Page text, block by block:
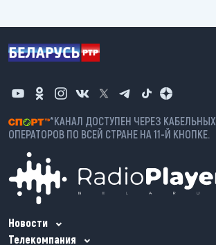
*КАНАЛ ДОСТУПЕН ЧЕРЕЗ КАБЕЛЬНЫХ
ОПЕРАТОРОВ ПО ВСЕЙ СТРАНЕ НА 11-Й КНОПКЕ.
Новости
Телекомпания